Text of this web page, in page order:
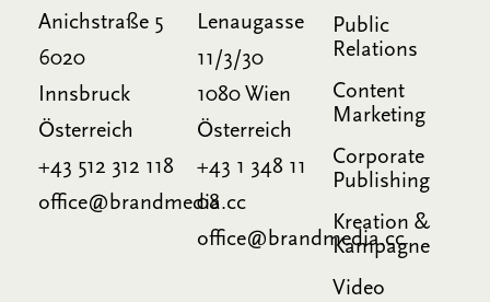
Anichstraße 5
6020
Innsbruck
Österreich
+43 512 312 118
office@brandmedia.cc
Lenaugasse
11/3/30
1080 Wien
Österreich
+43 1 348 11
08
office@brandmedia.cc
Public
Relations
Content
Marketing
Corporate
Publishing
Kreation &
Kampagne
Video